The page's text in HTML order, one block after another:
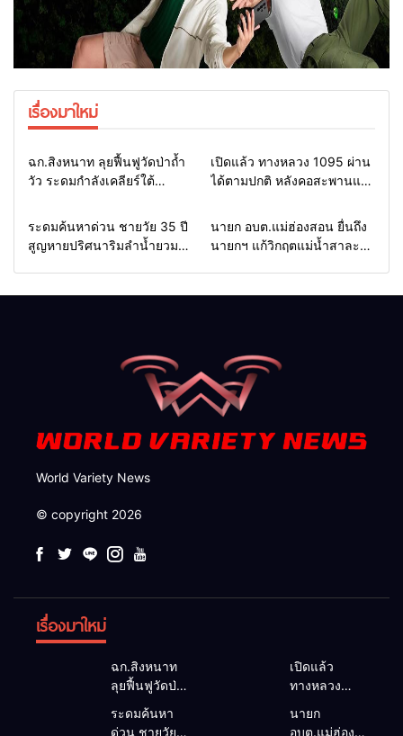
เรื่องมาใหม่
Home แวดวงทหาร
ฉก.สิงหนาท ลุยฟื้นฟูวัดป่าถ้ำ
วัว ระดมกำลังเคลียร์ใต้
ช่วยชาวบ้านฝ่าวิกฤตน้ำป่า
Home รอบรั้วทั่วไทย
เปิดแล้ว ทางหลวง 1095 ผ่าน
ได้ตามปกติ หลังคอสะพานแม่
แม่ฮ่องสอน สั่งเฝ้าระวัง 24
Home รอบรั้วทั่วไทย
ระดมค้นหาด่วน ชายวัย 35 ปี
สูญหายปริศนาริมลำน้ำยวม
Home รอบรั้วทั่วไทย
นายก อบต.แม่ฮ่องสอน ยื่นถึง
นายกฯ แก้วิกฤตแม่น้ำสาละ
World Variety News
© copyright 2026
เรื่องมาใหม่
ฉก.สิงหนาท
ลุยฟื้นฟูวัดป่า
ถ้ำวัว ระดม
กำลังเคลียร์
เปิดแล้ว
ทางหลวง
ตามปกติ หลัง
ระดมค้นหา
ด่วน ชายวัย
นายก
อบต.แม่ฮ่องสอน